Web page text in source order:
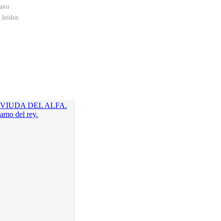
rincón, esperando el momento justo para
¿Qué busca en nuestro territorio? Mi mente da
leídos